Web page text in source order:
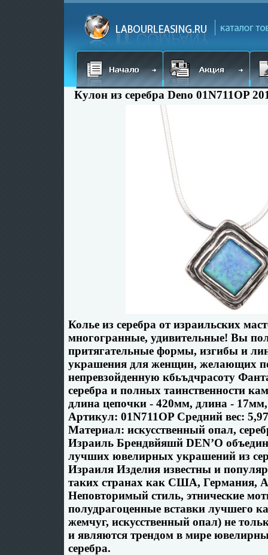
Кулон из серебра Deno 01N711OP
Колье из серебра от израильских
многогранные, удивительные! Вы
притягательные формы, изгибы и
украшения для женщин, желающих
непревзойденную кбьъдчрасоту
серебра и полных таинственности
длина цепочки - 420мм, длина -
Артикул: 01N711OP Средний вес:
Материал: искусственный опал,
Израиль Брендвйяшй DEN’O
лучших ювелирных украшений из
Израиля Изделия известны и
таких странах как США, Германия,
Неповторимый стиль, этнические
полудрагоценные вставки лучшего
жемчуг, искусственный опал) не
и являются трендом в мире
серебра.